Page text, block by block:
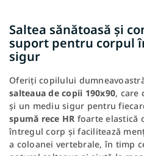
Saltea sănătoasă și
suport pentru corpul
sigur
Oferiți copilului
salteaua de copii 190x90, care
și un mediu sigur pentru
spumă rece HR foarte elastică
întregul corp și facilitează
a coloanei vertebrale, în timp